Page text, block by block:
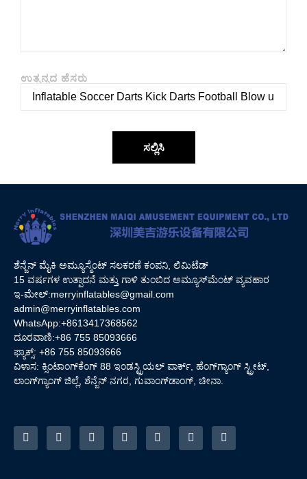
ಉತ್ಪನ್ನದ ಹೆಸರು
ಸಲ್ಲಿಸಿ
ಶೆನ್ಜೆನ್ ಮೈಕಿ ಅಮ್ಯೂಸ್ಮೆಂಟ್ ಸಲಕರಣೆ ಕಂಪನಿ, ಲಿಮಿಟೆಡ್
15 ವರ್ಷಗಳ ಉತ್ಪಾದನೆ ಮತ್ತು ಗಾಳಿ ತುಂಬಿದ ಅಮ್ಯೂಸ್‌ಮೆಂಟ್ ವ್ಯವಹಾರ
ಇ-ಮೇಲ್:merryinflatables@gmail.com
admin@merryinflatables.com
WhatsApp:+8613417368562
ದೂರವಾಣಿ:+86 755 85093666
ಫ್ಯಾಕ್ಸ್: +86 755 85093666
ವಿಳಾಸ: ಕ್ಸಿಂಟಾಂಗ್‌ಕೆಂಗ್ 88 ಇಂಡಸ್ಟ್ರಿಯಲ್ ಪಾರ್ಕ್, ಹೆಂಗ್‌ಗ್ಯಾಂಗ್ ಸ್ಟ್ರೀಟ್,
ಲಾಂಗ್‌ಗ್ಯಾಂಗ್ ಜಿಲ್ಲೆ, ಶೆನ್ಜೆನ್ ನಗರ, ಗುವಾಂಗ್‌ಡಾಂಗ್, ಚೀನಾ.